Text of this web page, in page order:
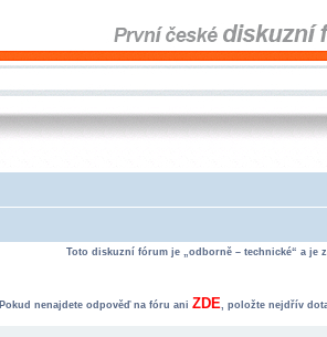
Toto diskuzní fórum je „odborně – technické“ a je
Pokud nenajdete odpověď na fóru ani ZDE, položte nejdřív